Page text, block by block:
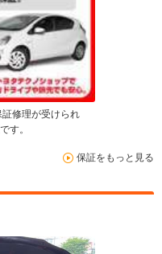
修理が受けられ
す。
保証をもっと見る